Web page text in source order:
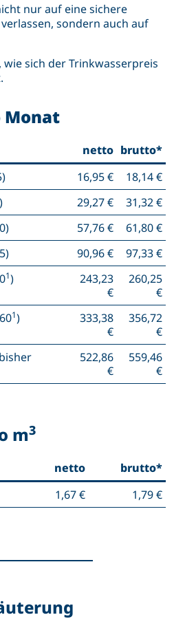
nur auf eine sichere
sondern auch auf
sich der Trinkwasserpreis
Monat
netto brutto*
16,95 €
18,14 €
29,27 €
31,32 €
57,76 €
61,80 €
90,96 €
97,33 €
1)
243,23
€
260,25
€
1)
333,38
€
356,72
€
522,86
€
559,46
€
m3
netto
brutto*
1,67 € 1,79 €